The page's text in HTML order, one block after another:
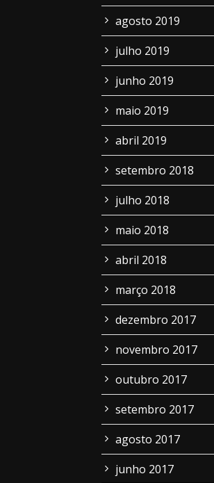
agosto 2019
julho 2019
junho 2019
maio 2019
abril 2019
setembro 2018
julho 2018
maio 2018
abril 2018
março 2018
dezembro 2017
novembro 2017
outubro 2017
setembro 2017
agosto 2017
junho 2017